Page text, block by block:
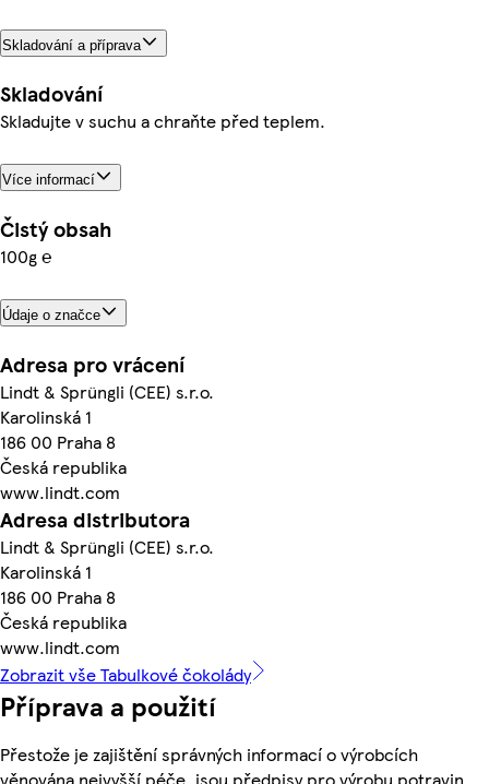
Skladování a příprava
Skladování
Skladujte v suchu a chraňte před teplem.
Více informací
Čistý obsah
100g ℮
Údaje o značce
Adresa pro vrácení
Lindt & Sprüngli (CEE) s.r.o.
Karolinská 1
186 00 Praha 8
Česká republika
www.lindt.com
Adresa distributora
Lindt & Sprüngli (CEE) s.r.o.
Karolinská 1
186 00 Praha 8
Česká republika
www.lindt.com
Zobrazit vše Tabulkové čokolády
Příprava a použití
Přestože je zajištění správných informací o výrobcích